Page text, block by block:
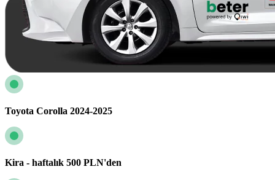
Toyota Corolla 2024-2025
Kira - haftalık 500 PLN'den